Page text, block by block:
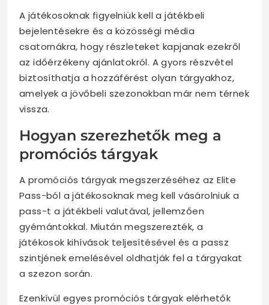
A játékosoknak figyelniük kell a játékbeli
bejelentésekre és a közösségi média
csatornákra, hogy részleteket kapjanak ezekről
az időérzékeny ajánlatokról. A gyors részvétel
biztosíthatja a hozzáférést olyan tárgyakhoz,
amelyek a jövőbeli szezonokban már nem térnek
vissza.
Hogyan szerezhetők meg a
promóciós tárgyak
A promóciós tárgyak megszerzéséhez az Elite
Pass-ból a játékosoknak meg kell vásárolniuk a
pass-t a játékbeli valutával, jellemzően
gyémántokkal. Miután megszerezték, a
játékosok kihívások teljesítésével és a passz
szintjének emelésével oldhatják fel a tárgyakat
a szezon során.
Ezenkívül egyes promóciós tárgyak elérhetők